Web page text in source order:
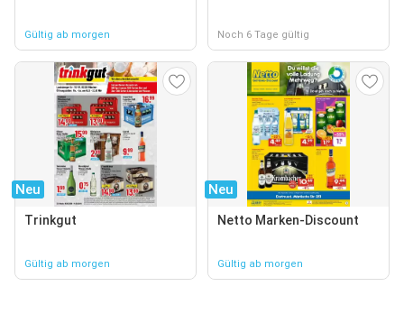
Gültig ab morgen Noch 6 Tage gültig
Neu
Trinkgut
Gültig ab morgen
Neu
Netto Marken-Discount
Gültig ab morgen